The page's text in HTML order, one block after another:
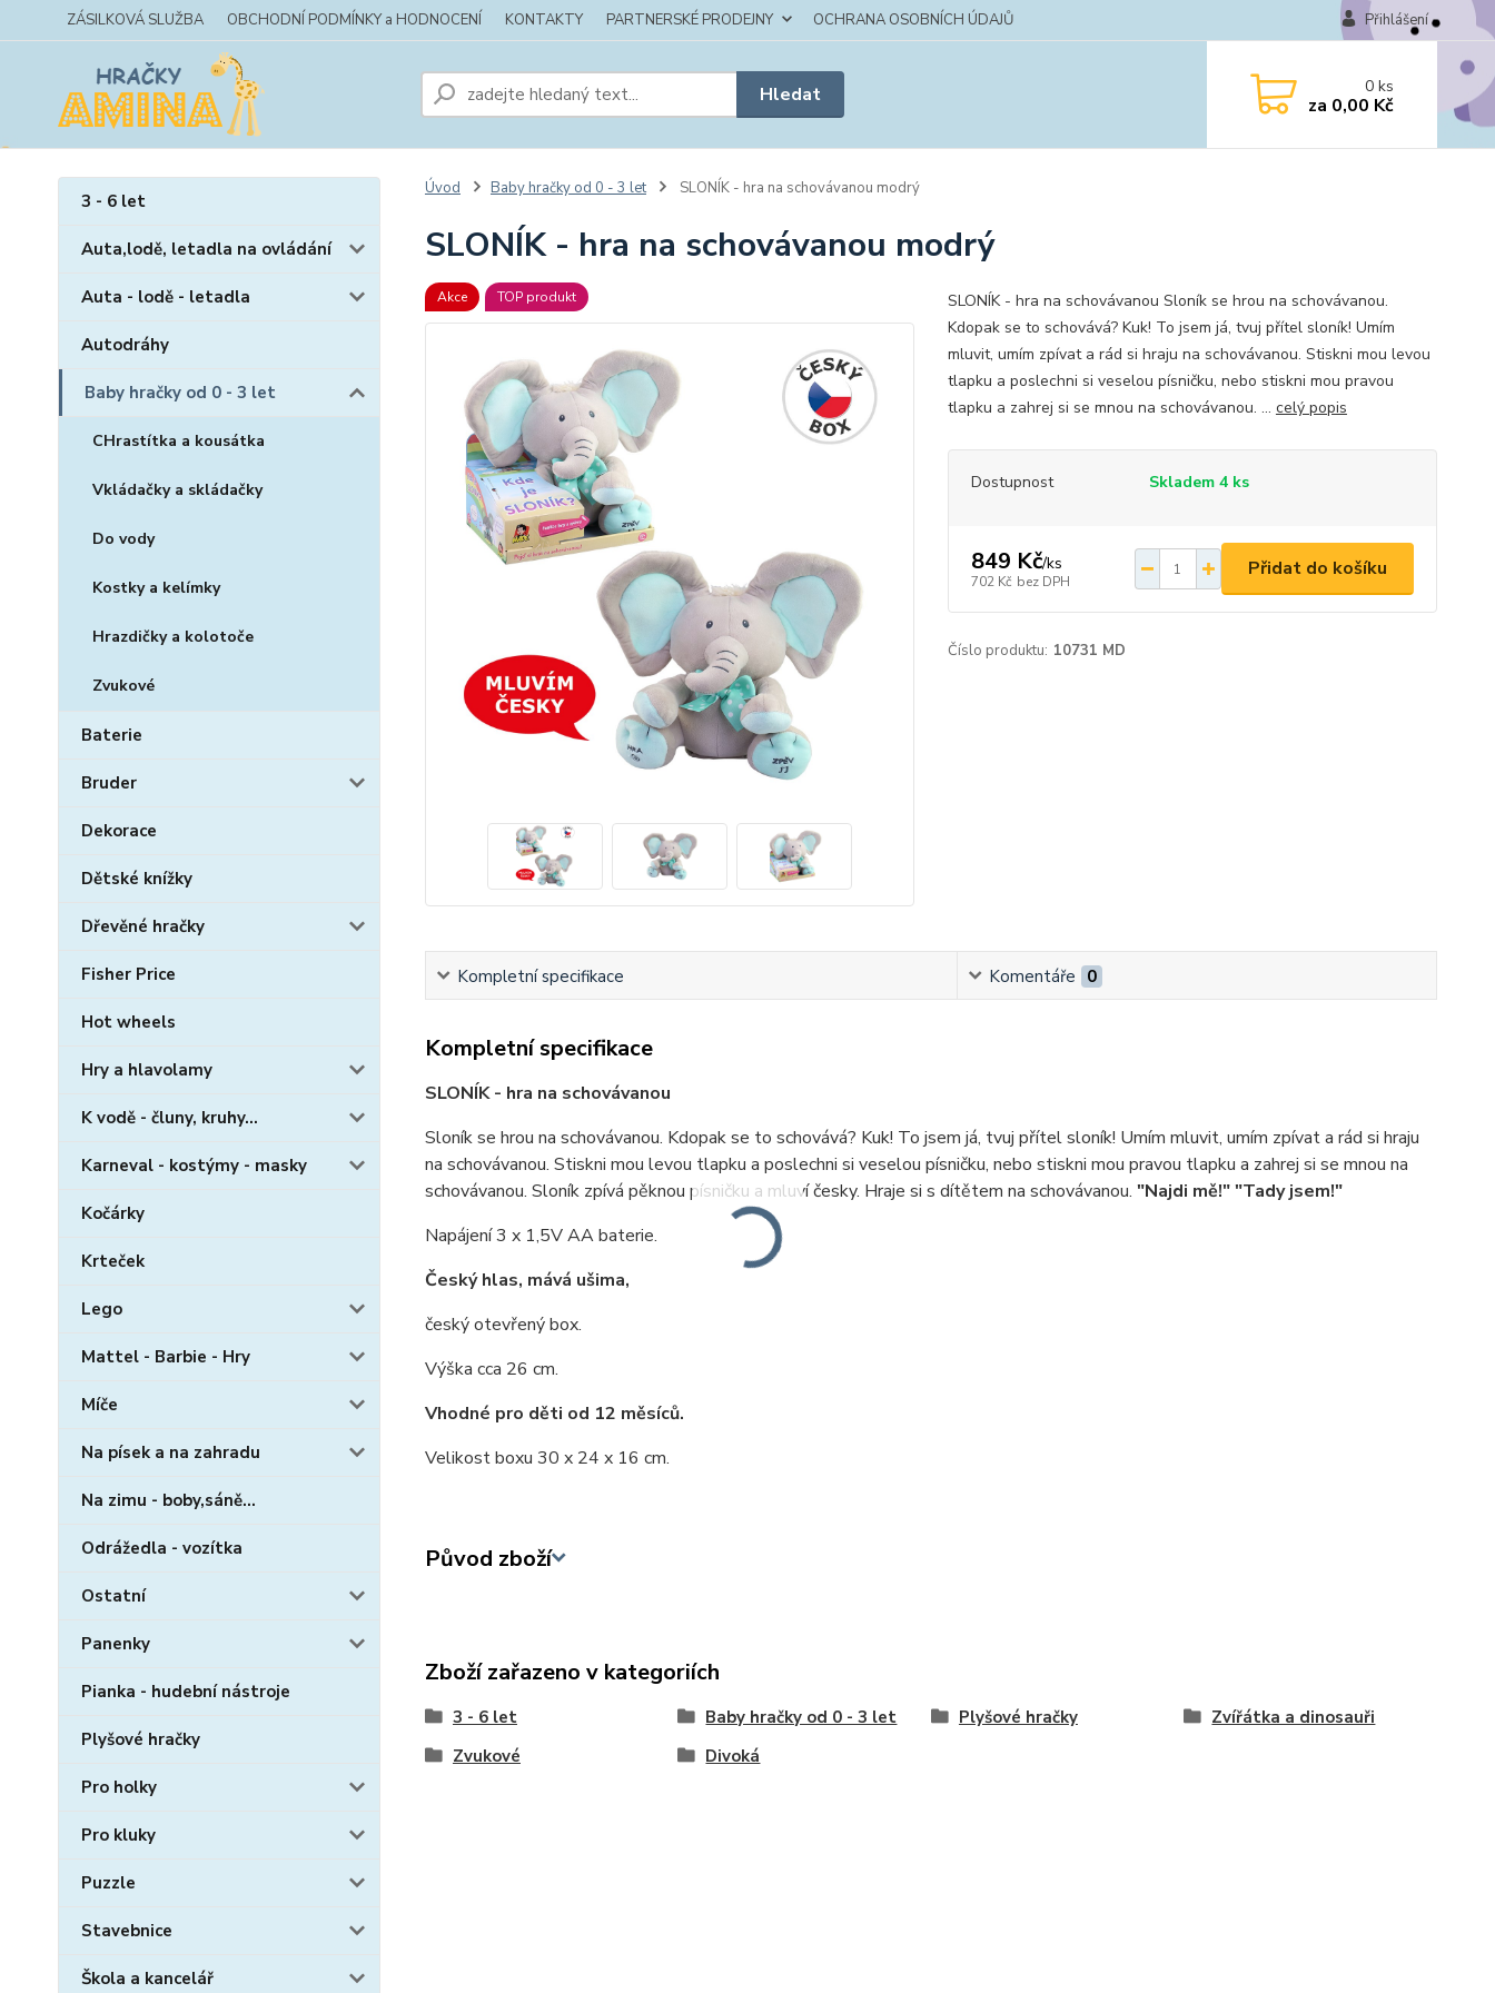
ZÁSILKOVÁ SLUŽBA OBCHODNÍ PODMÍNKY a HODNOCENÍ KONTAKTY PARTNERSKÉ PRODEJNY OCHRANA OSOBNÍCH ÚDAJŮ Přihlášení
Hledat 0ks
za 0,00 Kč
3 - 6 let
Auta,lodě, letadla na ovládání
Auta - lodě - letadla
Autodráhy
Baby hračky od 0 - 3 let
CHrastítka a kousátka
Vkládačky a skládačky
Do vody
Kostky a kelímky
Hrazdičky a kolotoče
Zvukové
Baterie
Bruder
Dekorace
Dětské knížky
Dřevěné hračky
Fisher Price
Hot wheels
Hry a hlavolamy
K vodě - čluny, kruhy...
Karneval - kostýmy - masky
Kočárky
Krteček
Lego
Mattel - Barbie - Hry
Míče
Na písek a na zahradu
Na zimu - boby,sáně...
Odrážedla - vozítka
Ostatní
Panenky
Pianka - hudební nástroje
Plyšové hračky
Pro holky
Pro kluky
Puzzle
Stavebnice
Škola a kancelář
Úvod Baby hračky od 0 - 3 let SLONÍK - hra na schovávanou modrý
SLONÍK - hra na schovávanou modrý
Akce TOP produkt
SLONÍK - hra na schovávanou Sloník se hrou na schovávanou.
Kdopak se to schovává? Kuk! To jsem já, tvuj přítel sloník! Umím
mluvit, umím zpívat a rád si hraju na schovávanou. Stiskni mou levou
tlapku a poslechni si veselou písničku, nebo stiskni mou pravou
tlapku a zahrej si se mnou na schovávanou. ... celý popis
Dostupnost Skladem 4 ks
849 Kč/ks
702 Kč bez DPH
Přidat do košíku
Číslo produktu: 10731 MD
Kompletní specifikace Komentáře 0
Kompletní specifikace
SLONÍK - hra na schovávanou
Sloník se hrou na schovávanou. Kdopak se to schovává? Kuk! To jsem já, tvuj přítel sloník! Umím mluvit, umím zpívat a rád si hraju
na schovávanou. Stiskni mou levou tlapku a poslechni si veselou písničku, nebo stiskni mou pravou tlapku a zahrej si se mnou na
schovávanou. Sloník zpívá pěknou písničku a mluví česky. Hraje si s dítětem na schovávanou. "Najdi mě!" "Tady jsem!"
Napájení 3 x 1,5V AA baterie.
Český hlas, mává ušima,
český otevřený box.
Výška cca 26 cm.
Vhodné pro děti od 12 měsíců.
Velikost boxu 30 x 24 x 16 cm.
Původ zboží
Zboží zařazeno v kategoriích
3 - 6 let Baby hračky od 0 - 3 let Plyšové hračky
Zvířátka a dinosauři
Zvukové
Divoká